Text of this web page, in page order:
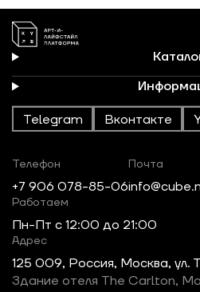
Telegram Вконтакте
Телефон
+7 906 078-85-06
Почта
Работаем
Пн-Пт c 12:00 до 21:00
Адрес
125 009, Россия, Москва, ул.
Здание отеля The Carlton,